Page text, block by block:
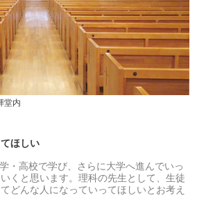
堂内
ほしい
・高校で学び、さらに大学へ進んでいっ
くと思います。理科の先生として、生徒
どんな人になっていってほしいとお考え